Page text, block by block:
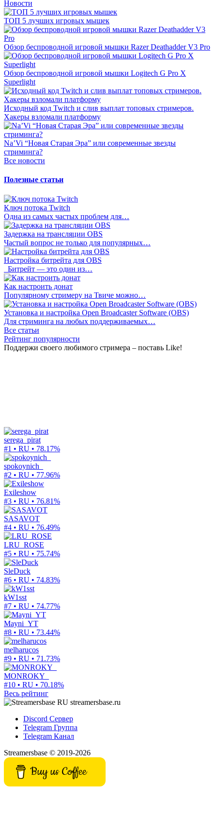
Новости
ТОП 5 лучших игровых мышек
Обзор беспроводной игровой мышки Razer Deathadder V3 Pro
Обзор беспроводной игровой мышки Logitech G Pro X
Superlight
Исходный код Twitch и слив выплат топовых стримеров.
Хакеры взломали платформу
Na’Vi “Новая Старая Эра” или современные звезды
стриминга?
Все новости
Полезные статьи
Ключ потока Twitch
Одна из самых частых проблем для…
Задержка на трансляции OBS
Частый вопрос не только для популярных…
Настройка битрейта для OBS
Битрейт — это один из…
Как настроить донат
Популярному стримеру на Твиче можно…
Установка и настройка Open Broadcaster Software (OBS)
Для стриминга на любых поддерживаемых…
Все статьи
Рейтинг популярности
Поддержи своего любимого стримера – поставь Like!
serega_pirat
#1 • RU • 78.17%
spokoynich_
#2 • RU • 77.96%
Exileshow
#3 • RU • 76.81%
SASAVOT
#4 • RU • 76.49%
LRU_ROSE
#5 • RU • 75.74%
SleDuck
#6 • RU • 74.83%
kW1sst
#7 • RU • 74.77%
Mayni_YT
#8 • RU • 73.44%
melharucos
#9 • RU • 71.73%
MONROKY_
#10 • RU • 70.18%
Весь рейтинг
streamersbase.ru
Discord Сервер
Telegram Группа
Telegram Канал
Streamersbase © 2019-2026
Buy us Coffee